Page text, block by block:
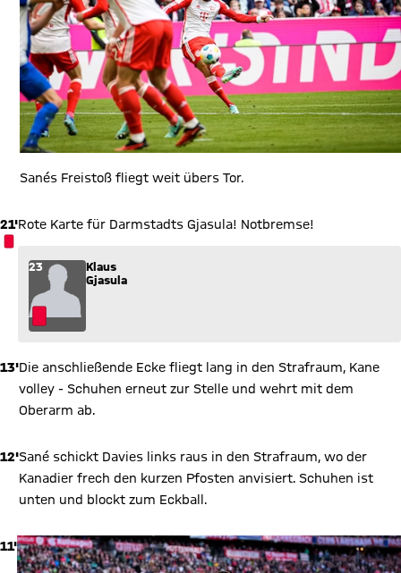
Sanés Freistoß fliegt weit übers Tor.
21'
ROTE KARTE
Rote Karte für Darmstadts Gjasula! Notbremse!
23
Klaus
Gjasula
13'Die anschließende Ecke fliegt lang in den Strafraum, Kane
volley - Schuhen erneut zur Stelle und wehrt mit dem
Oberarm ab.
12'Sané schickt Davies links raus in den Strafraum, wo der
Kanadier frech den kurzen Pfosten anvisiert. Schuhen ist
unten und blockt zum Eckball.
11'